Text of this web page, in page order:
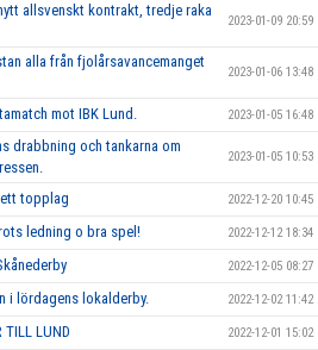
allsvenskt kontrakt, tredje raka
2023-01-09 20:59
alla från fjolårsavancemanget
2023-01-06 13:48
mot IBK Lund. 2023-01-05 16:48
drabbning och tankarna om
2023-01-05 10:53
topplag 2022-12-20 10:45
ledning o bra spel! 2022-12-12 18:34
2022-12-05 08:27
i lördagens lokalderby. 2022-12-02 11:42
TILL LUND 2022-12-01 15:02